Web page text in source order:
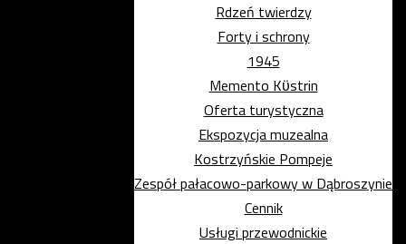
Rdzeń twierdzy
Forty i schrony
1945
Memento Kϋstrin
Oferta turystyczna
Ekspozycja muzealna
Kostrzyńskie Pompeje
Zespół pałacowo-parkowy w Dąbroszynie
Cennik
Usługi przewodnickie